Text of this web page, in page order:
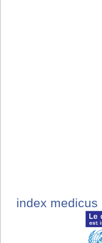
index medicus